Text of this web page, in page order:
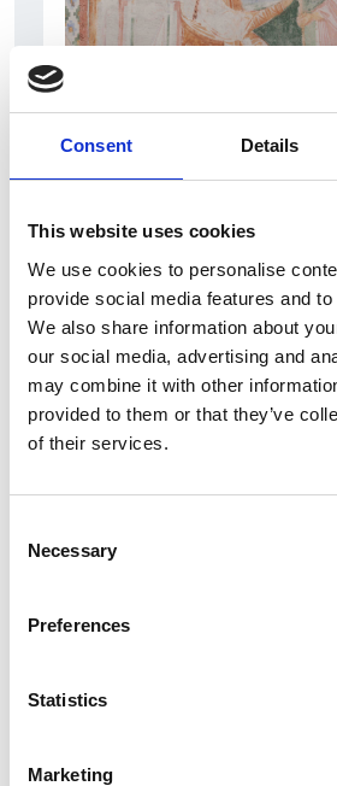
Consent Details
This website uses cookies
We use cookies to personalise
provide social media features and
We also share information about
our social media, advertising and
may combine it with other
provided to them or that they’ve
of their services.
Selection
Necessary
Preferences
Statistics
Marketing
bude vystaven v Aquileii
Itálie
Česká republika
CRIF: v pololetí rostly počty